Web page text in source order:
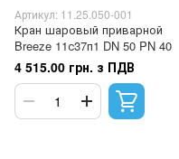
Артикул: 11.25.050-001
Кран шаровый приварной
Breeze 11с37п1 DN 50 PN 40
4 515.00 грн. з ПДВ